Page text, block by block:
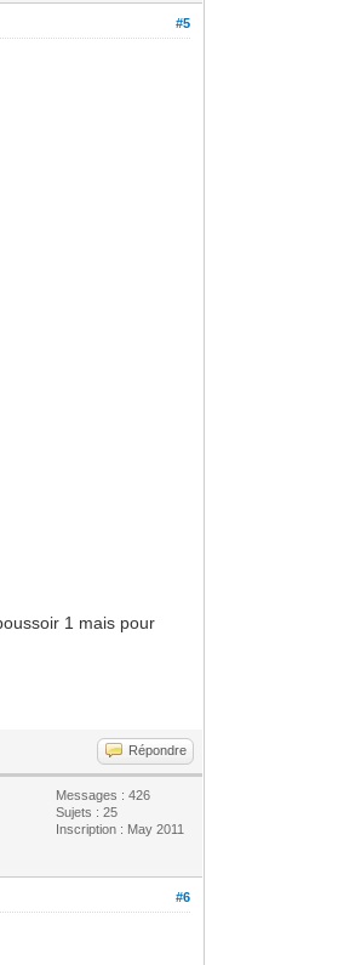
#5
1 mais pour
Répondre
Messages : 426
Sujets : 25
Inscription : May 2011
#6